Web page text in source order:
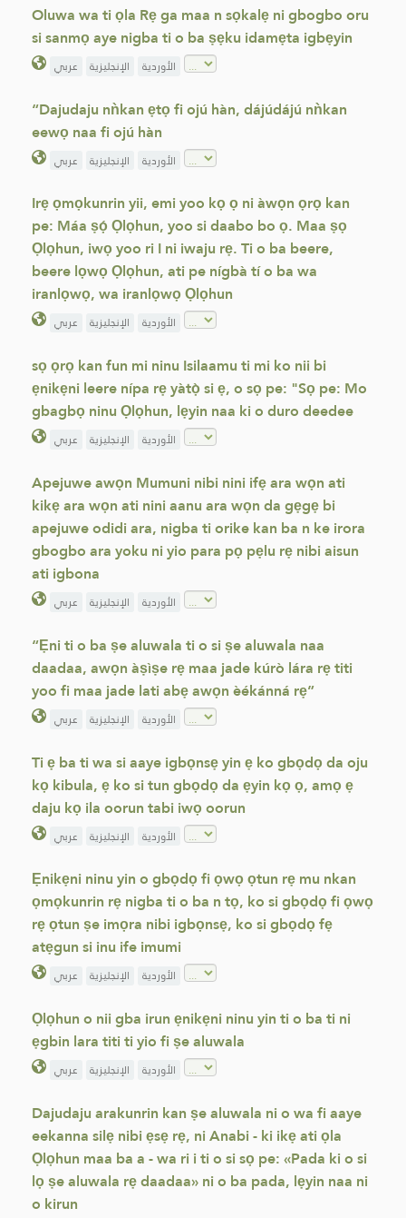
Oluwa wa ti ọla Rẹ ga maa n sọkalẹ ni gbogbo oru
si sanmọ aye nigba ti o ba ṣẹku idamẹta igbẹyin
عربي الإنجليزية الأوردية
“Dajudaju nǹkan ẹtọ fi ojú hàn, dájúdájú nǹkan
eewọ naa fi ojú hàn
عربي الإنجليزية الأوردية
Irẹ ọmọkunrin yii, emi yoo kọ ọ ni àwọn ọrọ kan
pe: Máa ṣọ́ Ọlọhun, yoo si daabo bo ọ. Maa ṣọ
Ọlọhun, iwọ yoo ri I ni iwaju rẹ. Ti o ba beere,
beere lọwọ Ọlọhun, ati pe nígbà tí o ba wa
iranlọwọ, wa iranlọwọ Ọlọhun
عربي الإنجليزية الأوردية
sọ ọrọ kan fun mi ninu Isilaamu ti mi ko nii bi
ẹnikẹni leere nípa rẹ yàtọ̀ si ẹ, o sọ pe: "Sọ pe: Mo
gbagbọ ninu Ọlọhun, lẹyin naa ki o duro deedee
عربي الإنجليزية الأوردية
Apejuwe awọn Mumuni nibi nini ifẹ ara wọn ati
kikẹ ara wọn ati nini aanu ara wọn da gẹgẹ bi
apejuwe odidi ara, nigba ti orike kan ba n ke irora
gbogbo ara yoku ni yio para pọ pẹlu rẹ nibi aisun
ati igbona
عربي الإنجليزية الأوردية
“Ẹni ti o ba ṣe aluwala ti o si ṣe aluwala naa
daadaa, awọn àṣìṣe rẹ maa jade kúrò lára rẹ titi
yoo fi maa jade lati abẹ awọn èékánná rẹ”
عربي الإنجليزية الأوردية
Ti ẹ ba ti wa si aaye igbọnsẹ yin ẹ ko gbọdọ da oju
kọ kibula, ẹ ko si tun gbọdọ da ẹyin kọ ọ, amọ ẹ
daju kọ ila oorun tabi iwọ oorun
عربي الإنجليزية الأوردية
Ẹnikẹni ninu yin o gbọdọ fi ọwọ ọtun rẹ mu nkan
ọmọkunrin rẹ nigba ti o ba n tọ, ko si gbọdọ fi ọwọ
rẹ ọtun ṣe imọra nibi igbọnsẹ, ko si gbọdọ fẹ
atẹgun si inu ife imumi
عربي الإنجليزية الأوردية
Ọlọhun o nii gba irun ẹnikẹni ninu yin ti o ba ti ni
ẹgbin lara titi ti yio fi ṣe aluwala
عربي الإنجليزية الأوردية
Dajudaju arakunrin kan ṣe aluwala ni o wa fi aaye
eekanna silẹ nibi ẹsẹ rẹ, ni Anabi - ki ikẹ ati ọla
Ọlọhun maa ba a - wa ri i ti o si sọ pe: «Pada ki o si
lọ ṣe aluwala rẹ daadaa» ni o ba pada, lẹyin naa ni
o kirun